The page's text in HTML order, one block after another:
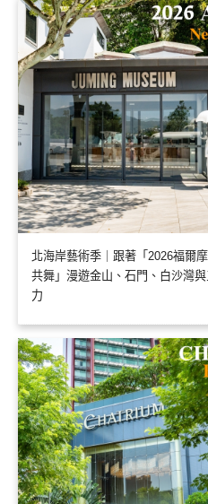
北海岸藝術季｜跟著「2026福爾
共舞」漫遊金山、石門、白沙灣
力